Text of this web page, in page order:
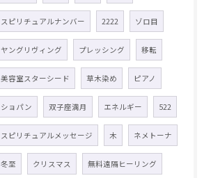
スピリチュアルナンバー 2222 ゾロ目
ヤングリヴィング プレッシング 移転
美容室スターシード 草木染め ピアノ
ショパン 双子座満月 エネルギー 522
スピリチュアルメッセージ 木 ネメトーナ
冬至 クリスマス 無料遠隔ヒーリング